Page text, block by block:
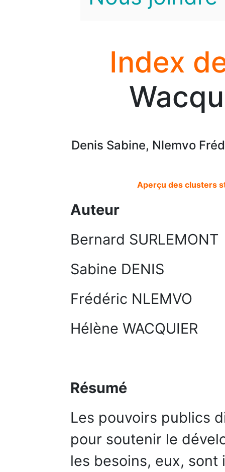
Index
Denis Sabine, Nlemvo
Aperçu des clusters
Auteur
Bernard SURLEMONT
Sabine DENIS
Frédéric NLEMVO
Hélène WACQUIER
Résumé
Les pouvoirs publics
pour soutenir le
les besoins, eux,